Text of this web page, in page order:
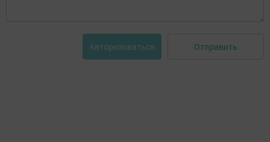
Авторизоваться Отправить